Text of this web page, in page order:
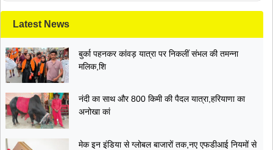
Latest News
बुर्का पहनकर कांवड़ यात्रा पर निकलीं संभल की तमन्ना
मलिक,शि
नंदी का साथ और 800 किमी की पैदल यात्रा,हरियाणा का
अनोखा कां
मेक इन इंडिया से ग्लोबल बाजारों तक,नए एफडीआई नियमों से